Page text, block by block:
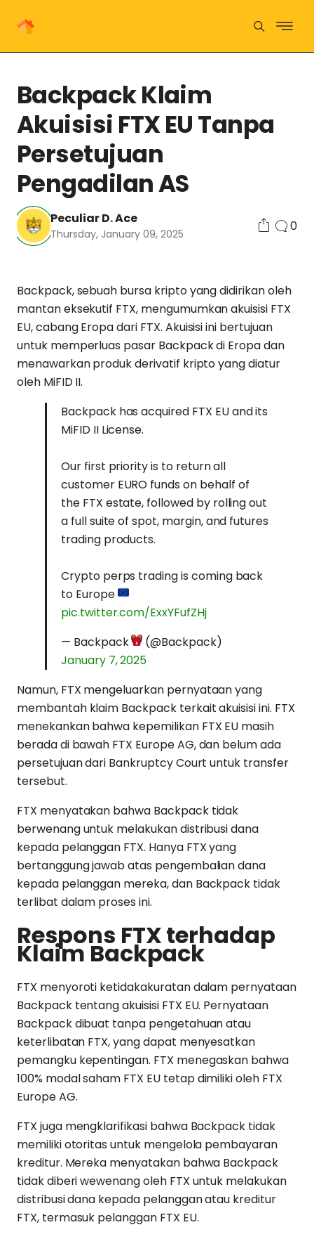
Backpack Klaim
Akuisisi FTX EU Tanpa
Persetujuan
Pengadilan AS
Peculiar D. Ace
Thursday, January 09, 2025
0
Backpack, sebuah bursa kripto yang didirikan oleh
mantan eksekutif FTX, mengumumkan akuisisi FTX
EU, cabang Eropa dari FTX. Akuisisi ini bertujuan
untuk memperluas pasar Backpack di Eropa dan
menawarkan produk derivatif kripto yang diatur
oleh MiFID II.
Backpack has acquired FTX EU and its
MiFID II License.
Our first priority is to return all
customer EURO funds on behalf of
the FTX estate, followed by rolling out
a full suite of spot, margin, and futures
trading products.
Crypto perps trading is coming back
to Europe
pic.twitter.com/ExxYFufZHj
— Backpack
(@Backpack)
January 7, 2025
Namun, FTX mengeluarkan pernyataan yang
membantah klaim Backpack terkait akuisisi ini. FTX
menekankan bahwa kepemilikan FTX EU masih
berada di bawah FTX Europe AG, dan belum ada
persetujuan dari Bankruptcy Court untuk transfer
tersebut.
FTX menyatakan bahwa Backpack tidak
berwenang untuk melakukan distribusi dana
kepada pelanggan FTX. Hanya FTX yang
bertanggung jawab atas pengembalian dana
kepada pelanggan mereka, dan Backpack tidak
terlibat dalam proses ini.
Respons FTX terhadap
Klaim Backpack
FTX menyoroti ketidakakuratan dalam pernyataan
Backpack tentang akuisisi FTX EU. Pernyataan
Backpack dibuat tanpa pengetahuan atau
keterlibatan FTX, yang dapat menyesatkan
pemangku kepentingan. FTX menegaskan bahwa
100% modal saham FTX EU tetap dimiliki oleh FTX
Europe AG.
FTX juga mengklarifikasi bahwa Backpack tidak
memiliki otoritas untuk mengelola pembayaran
kreditur. Mereka menyatakan bahwa Backpack
tidak diberi wewenang oleh FTX untuk melakukan
distribusi dana kepada pelanggan atau kreditur
FTX, termasuk pelanggan FTX EU.